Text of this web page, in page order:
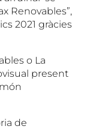
Renovables”,
2021 gràcies
o La
present
de